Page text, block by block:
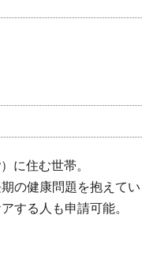
に住む世帯。
の健康問題を抱えてい
する人も申請可能。